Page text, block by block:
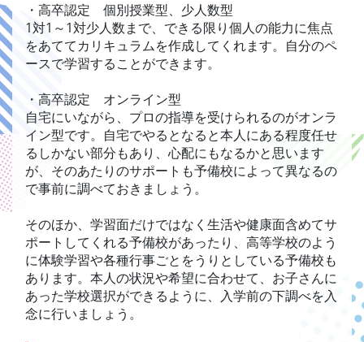
・高卒認定 個別授業型、少人数型
1対1～1対少人数まで、できる限り個人の能力に焦点
をあててカリキュラムを作成してくれます。自分のペ
ースで学習することができます。
・高卒認定 オンライン型
自宅にいながら、プロの指導を受けられるのがオンラ
イン型です。自宅でやるとなると本人にある程度任せ
るしかない部分もあり、心配にもなるかと思います
が、そのあたりのサポートも予備校によって異なるの
で事前に調べておきましょう。
そのほか、学習面だけではなく生活や健康面含めてサ
ポートしてくれる予備校があったり、高等学校のよう
に体験学習や各種行事ごとをうりとしている予備校も
あります。本人の状況や希望に合わせて、お子さんに
あった学校選択ができるように、入学前の下調べを入
念に行いましょう。